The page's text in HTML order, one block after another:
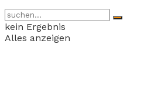
kein Ergebnis
Alles anzeigen